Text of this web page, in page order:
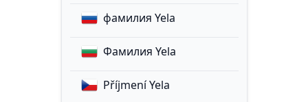
фамилия Yela
Фамилия Yela
Příjmení Yela